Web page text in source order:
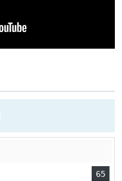
65